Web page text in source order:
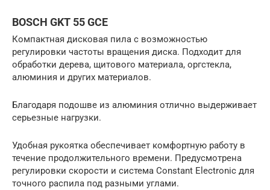
BOSCH GKT 55 GCE
Компактная дисковая пила с возможностью
регулировки частоты вращения диска. Подходит для
обработки дерева, щитового материала, оргстекла,
алюминия и других материалов.
Благодаря подошве из алюминия отлично выдерживает
серьезные нагрузки.
Удобная рукоятка обеспечивает комфортную работу в
течение продолжительного времени. Предусмотрена
регулировки скорости и система Constant Electronic для
точного распила под разными углами.